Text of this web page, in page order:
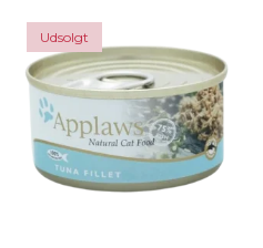
Udsolgt